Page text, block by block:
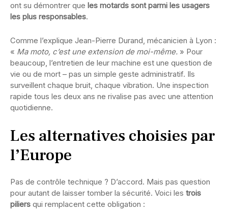
ont su démontrer que les motards sont parmi les usagers
les plus responsables.
Comme l’explique Jean-Pierre Durand, mécanicien à Lyon :
« Ma moto, c’est une extension de moi-même. » Pour
beaucoup, l’entretien de leur machine est une question de
vie ou de mort – pas un simple geste administratif. Ils
surveillent chaque bruit, chaque vibration. Une inspection
rapide tous les deux ans ne rivalise pas avec une attention
quotidienne.
Les alternatives choisies par
l’Europe
Pas de contrôle technique ? D’accord. Mais pas question
pour autant de laisser tomber la sécurité. Voici les trois
piliers qui remplacent cette obligation :